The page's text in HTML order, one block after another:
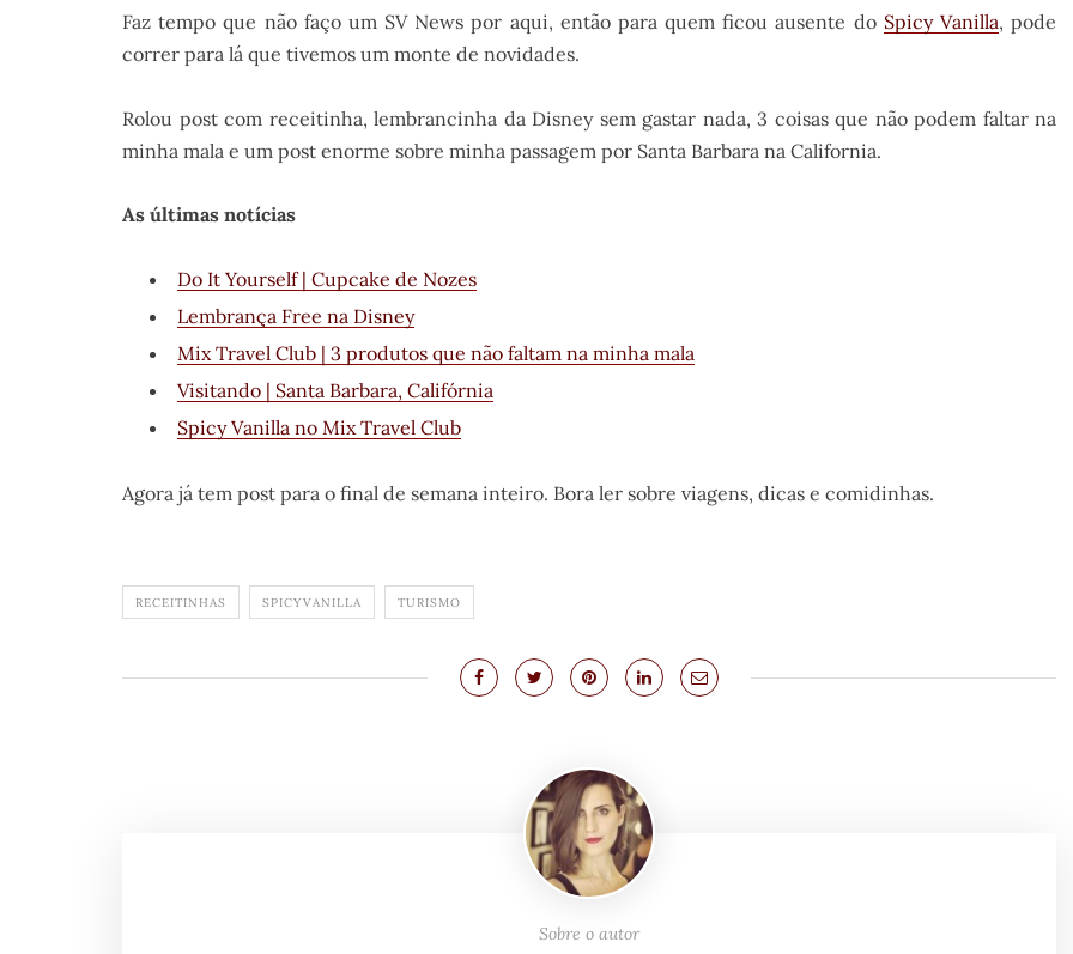
Faz tempo que não faço um SV News por aqui, então para quem ficou ausente do Spicy Vanilla, pode
correr para lá que tivemos um monte de novidades.
Rolou post com receitinha, lembrancinha da Disney sem gastar nada, 3 coisas que não podem faltar na
minha mala e um post enorme sobre minha passagem por Santa Barbara na California.
As últimas notícias
Do It Yourself | Cupcake de Nozes
Lembrança Free na Disney
Mix Travel Club | 3 produtos que não faltam na minha mala
Visitando | Santa Barbara, Califórnia
Spicy Vanilla no Mix Travel Club
Agora já tem post para o final de semana inteiro. Bora ler sobre viagens, dicas e comidinhas.
RECEITINHAS SPICYVANILLA TURISMO
Sobre o autor